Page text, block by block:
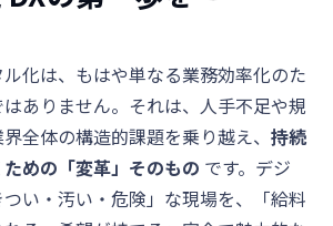
化は、もはや単なる業務効率化のた
ありません。それは、人手不足や規
全体の構造的課題を乗り越え、 持続
めの「変革」そのもの です。デジ
い・汚い・危険」な現場を、「給料